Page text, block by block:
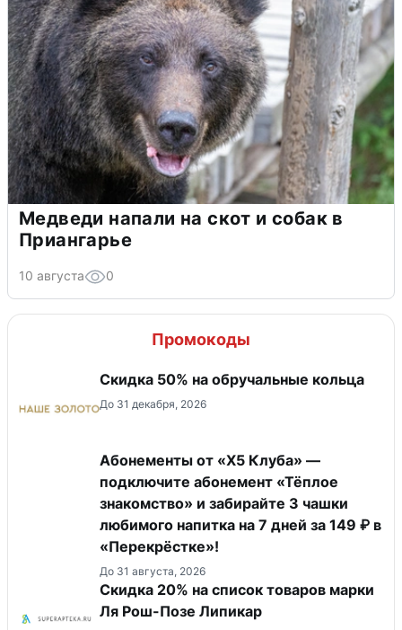
Медведи напали на скот и собак в
Приангарье
10 августа 0
Промокоды
Скидка 50% на обручальные кольца
До 31 декабря, 2026
Абонементы от «Х5 Клуба» —
подключите абонемент «Тёплое
знакомство» и забирайте 3 чашки
любимого напитка на 7 дней за 149 ₽ в
«Перекрёстке»!
До 31 августа, 2026
Скидка 20% на список товаров марки
Ля Рош-Позе Липикар